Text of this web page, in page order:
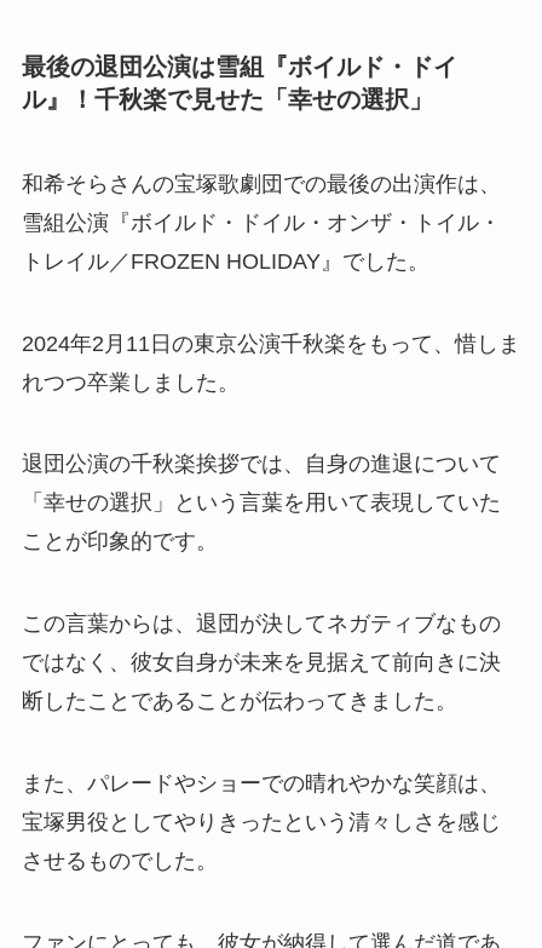
最後の退団公演は雪組『ボイルド・ドイ
ル』！千秋楽で見せた「幸せの選択」
和希そらさんの宝塚歌劇団での最後の出演作は、
雪組公演『ボイルド・ドイル・オンザ・トイル・
トレイル／FROZEN HOLIDAY』でした。
2024年2月11日の東京公演千秋楽をもって、惜しま
れつつ卒業しました。
退団公演の千秋楽挨拶では、自身の進退について
「幸せの選択」という言葉を用いて表現していた
ことが印象的です。
この言葉からは、退団が決してネガティブなもの
ではなく、彼女自身が未来を見据えて前向きに決
断したことであることが伝わってきました。
また、パレードやショーでの晴れやかな笑顔は、
宝塚男役としてやりきったという清々しさを感じ
させるものでした。
ファンにとっても、彼女が納得して選んだ道であ